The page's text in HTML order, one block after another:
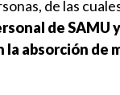
de las
de SAMU
la absorción de